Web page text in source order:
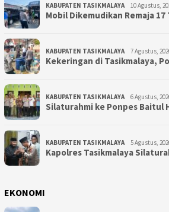
KABUPATEN TASIKMALAYA 10 Agustus,
Mobil Dikemudikan Remaja
KABUPATEN TASIKMALAYA 7 Agustus,
Kekeringan di Tasikmalaya,
KABUPATEN TASIKMALAYA 6 Agustus,
Silaturahmi ke Ponpes Baitul
KABUPATEN TASIKMALAYA 5 Agustus,
Kapolres Tasikmalaya
EKONOMI